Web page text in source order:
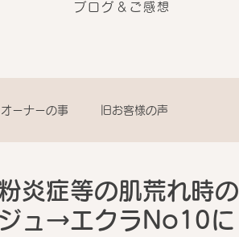
ブログ＆ご感想
オーナーの事 旧お客様の声
炎症等の肌荒れ時の
ュ→エクラNo10に